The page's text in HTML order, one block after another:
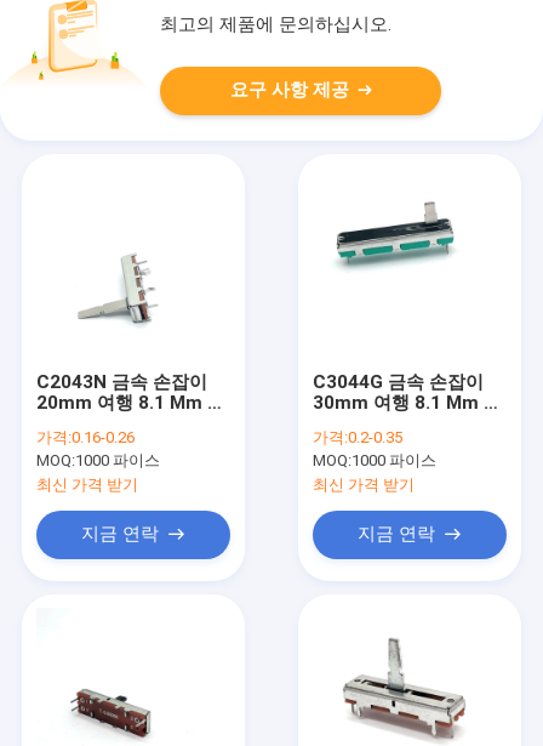
최고의 제품에 문의하십시오.
요구 사항 제공
C2043N 금속 손잡이
20mm 여행 8.1 Mm 와
폰 및 마이크에 사용
가격:0.16-0.26
MOQ:1000 파이스
최신 가격 받기
지금 연락
C3044G 금속 손잡이
30mm 여행 8.1 Mm 와
폰 및 마이크에 사용
가격:0.2-0.35
MOQ:1000 파이스
최신 가격 받기
지금 연락